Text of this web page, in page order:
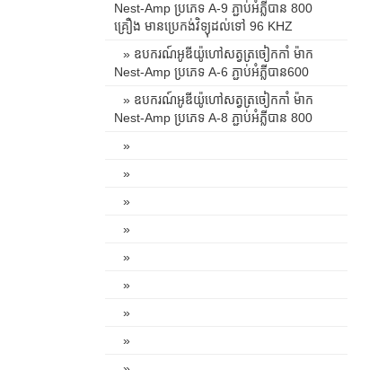
Nest-Amp ប្រភេទ A-9 ភ្ជាប់អំភ្លីបាន 800
គ្រឿង មានប្រេកង់វិទ្យុដល់ទៅ 96 KHZ
» ឧបករណ៍អូឌីយ៉ូហៅសត្វត្រចៀកកាំ ម៉ាក
Nest-Amp ប្រភេទ A-6 ភ្ជាប់អំភ្លីបាន600
» ឧបករណ៍អូឌីយ៉ូហៅសត្វត្រចៀកកាំ ម៉ាក
Nest-Amp ប្រភេទ A-8 ភ្ជាប់អំភ្លីបាន 800
»
»
»
»
»
»
»
»